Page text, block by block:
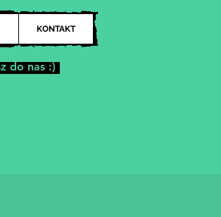
KONTAKT
do nas :)